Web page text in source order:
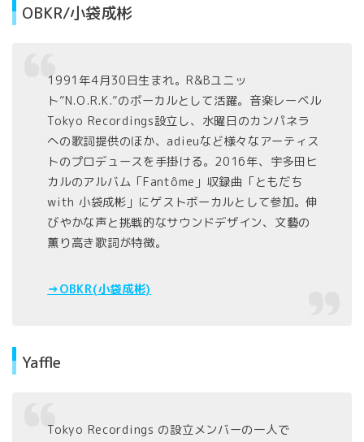
OBKR/小袋成彬
1991年4月30日生まれ。R&Bユニッ
ト”N.O.R.K.”のボーカルとして活躍。音楽レーベル
Tokyo Recordings設立し、水曜日のカンパネラ
への歌詞提供のほか、adieuなど様々なアーティス
トのプロデュースを手掛ける。2016年、宇多田ヒ
カルのアルバム「Fantôme」収録曲「ともだち
with 小袋成彬」にゲストボーカルとして参加。伸
びやかな声と挑戦的なサウンドデザイン、文藝の
薫り高き歌詞が特徴。
→OBKR(小袋成彬)
Yaffle
Tokyo Recordings の設立メンバーの一人で